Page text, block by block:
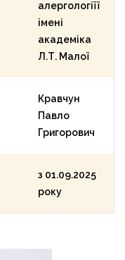
алергологіїї
імені
академіка
Л.Т. Малої
Кравчун
Павло
Григорович
з 01.09.2025
року